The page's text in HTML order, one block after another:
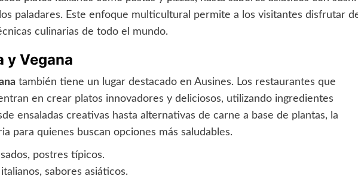
paladares. Este enfoque multicultural permite a los visitantes disfrutar
culinarias de todo el mundo.
y Vegana
también tiene un lugar destacado en Ausines. Los restaurantes que
en crear platos innovadores y deliciosos, utilizando ingredientes
ensaladas creativas hasta alternativas de carne a base de plantas, la
para quienes buscan opciones más saludables.
postres típicos.
italianos, sabores asiáticos.